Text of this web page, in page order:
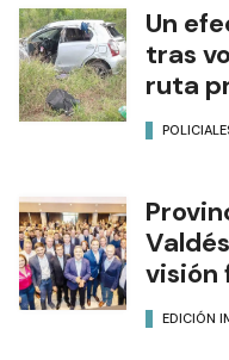
Un
tras
ruta
visión
EDICIÓN